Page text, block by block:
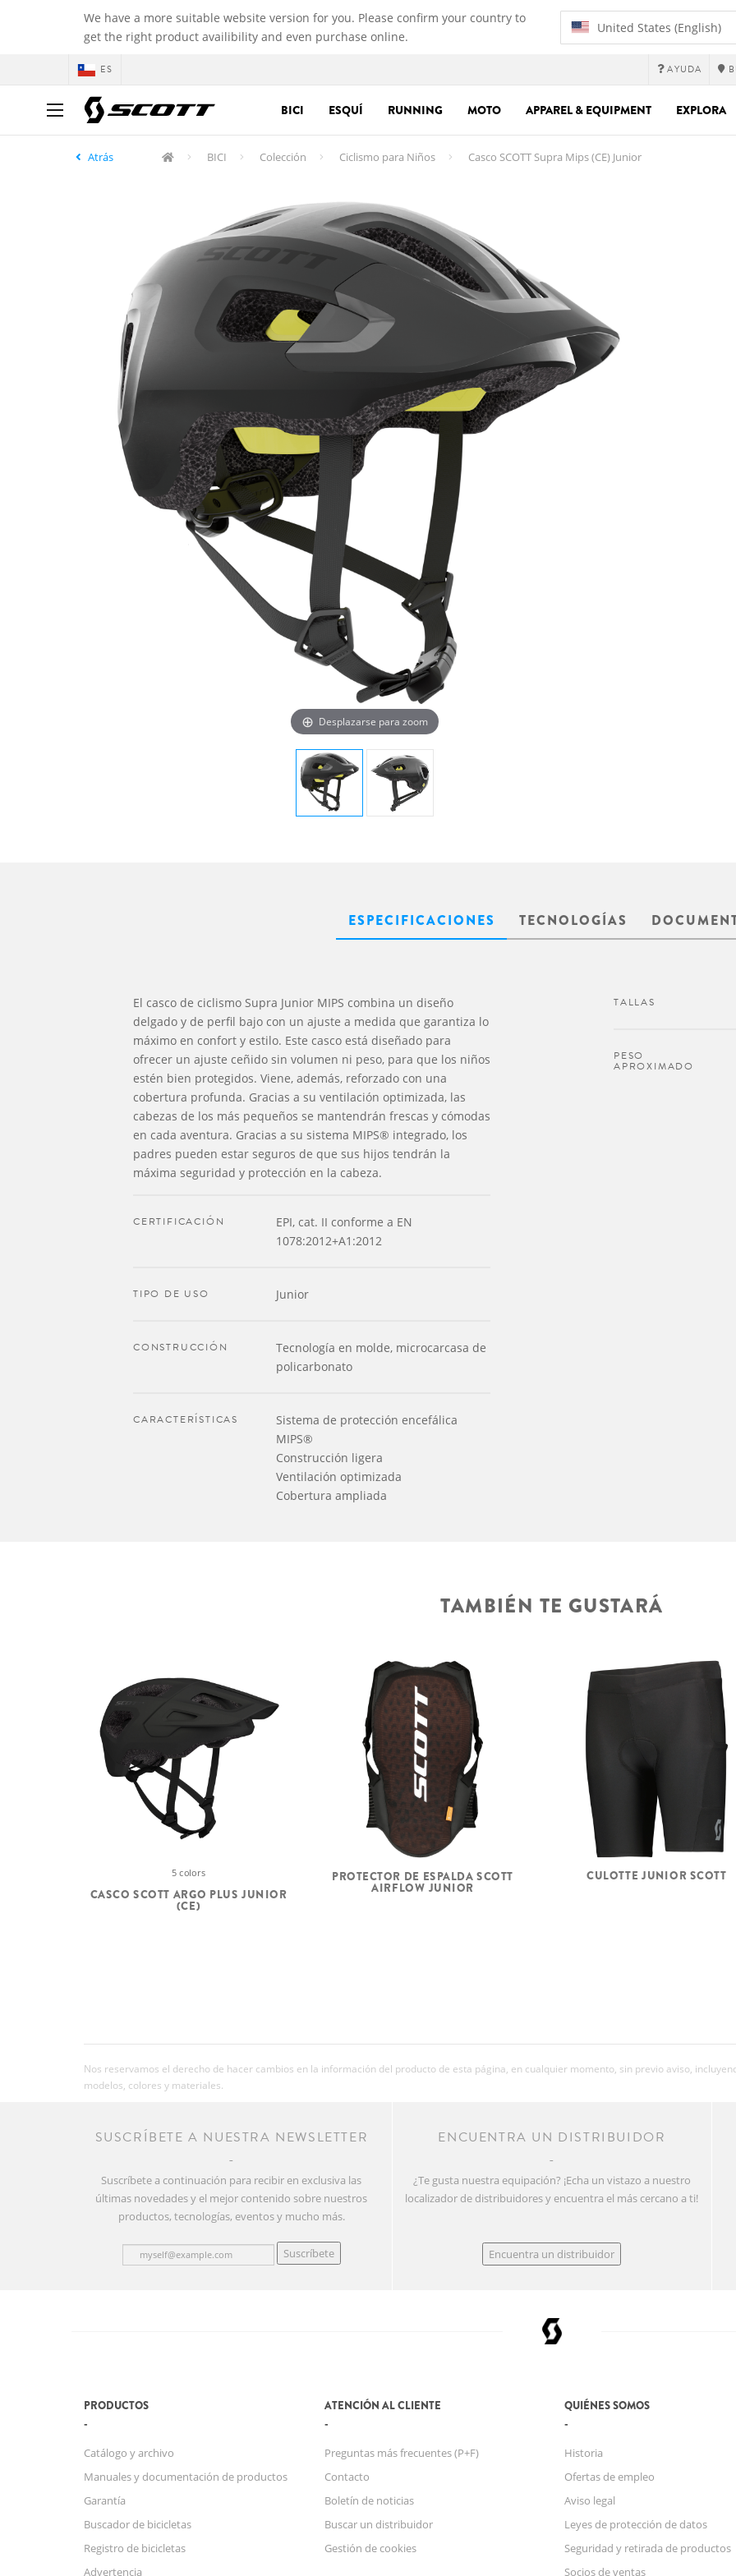
We have a more suitable website version for you. Please confirm your country to
get the right product availibility and even purchase online.
United States (English)
ES AYUDA
BICI ESQUÍ RUNNING MOTO APPAREL & EQUIPMENT EXPLORA
Atrás BICI Colección Ciclismo para Niños Casco SCOTT Supra Mips (CE) Junior
Desplazarse para zoom
ESPECIFICACIONES TECNOLOGÍAS
El casco de ciclismo Supra Junior MIPS combina un diseño
delgado y de perfil bajo con un ajuste a medida que garantiza lo
máximo en confort y estilo. Este casco está diseñado para
ofrecer un ajuste ceñido sin volumen ni peso, para que los niños
estén bien protegidos. Viene, además, reforzado con una
cobertura profunda. Gracias a su ventilación optimizada, las
cabezas de los más pequeños se mantendrán frescas y cómodas
en cada aventura. Gracias a su sistema MIPS® integrado, los
padres pueden estar seguros de que sus hijos tendrán la
máxima seguridad y protección en la cabeza.
CERTIFICACIÓN
EPI, cat. II conforme a EN
1078:2012+A1:2012
TIPO DE USO Junior
CONSTRUCCIÓN
Tecnología en molde, microcarcasa de
policarbonato
CARACTERÍSTICAS
Sistema de protección encefálica
MIPS®
Construcción ligera
Ventilación optimizada
Cobertura ampliada
TALLAS
PESO
APROXIMADO
TAMBIÉN TE GUSTARÁ
5 colors
CASCO SCOTT ARGO PLUS JUNIOR
(CE)
PROTECTOR DE ESPALDA SCOTT
AIRFLOW JUNIOR
CULOTTE JUNIOR SCOTT
Nos reservamos el derecho de hacer cambios en la información del producto de esta página, en cualquier momento, sin previo aviso,
modelos, colores y materiales.
SUSCRÍBETE A NUESTRA NEWSLETTER
Suscríbete a continuación para recibir en exclusiva las
últimas novedades y el mejor contenido sobre nuestros
productos, tecnologías, eventos y mucho más.
Suscríbete
ENCUENTRA UN DISTRIBUIDOR
¿Te gusta nuestra equipación? ¡Echa un vistazo a nuestro
localizador de distribuidores y encuentra el más cercano a ti!
Encuentra un distribuidor
PRODUCTOS
Catálogo y archivo
Manuales y documentación de productos
Garantía
Buscador de bicicletas
Registro de bicicletas
Advertencia
ATENCIÓN AL CLIENTE
Preguntas más frecuentes (P+F)
Contacto
Boletín de noticias
Buscar un distribuidor
Gestión de cookies
QUIÉNES SOMOS
Historia
Ofertas de empleo
Aviso legal
Leyes de protección de datos
Seguridad y retirada de productos
Socios de ventas